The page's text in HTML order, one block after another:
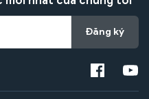
Đăng ký